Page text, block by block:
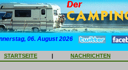
06. August 2026
STARTSEITE | NACHRICHTEN